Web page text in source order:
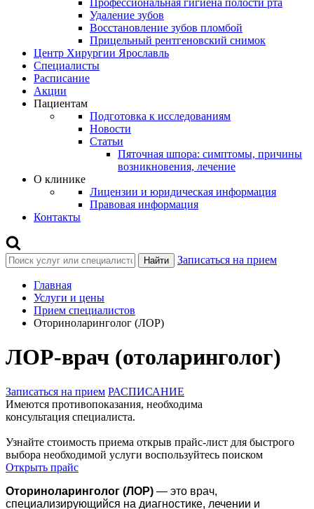
Удаление зубов
Восстановление зубов пломбой
Прицельный рентгеновский снимок
Центр Хирургии Ярославль
Специалисты
Расписание
Акции
Пациентам
Подготовка к исследованиям
Новости
Статьи
Пяточная шпора: симптомы, причины
возникновения, лечение
О клинике
Лицензии и юридическая информация
Правовая информация
Контакты
Найти Записаться на прием
Главная
Услуги и цены
Прием специалистов
Оториноларинголог (ЛОР)
ЛОР-врач (отоларинголог)
Записаться на прием РАСПИСАНИЕ
Имеются противопоказания, необходима
консультация специалиста.
Узнайте стоимость приема открыв прайс-лист для быстрого
выбора необходимой услуги воспользуйтесь поиском
Открыть прайс
Оториноларинголог (ЛОР) — это врач,
специализирующийся на диагностике, лечении и